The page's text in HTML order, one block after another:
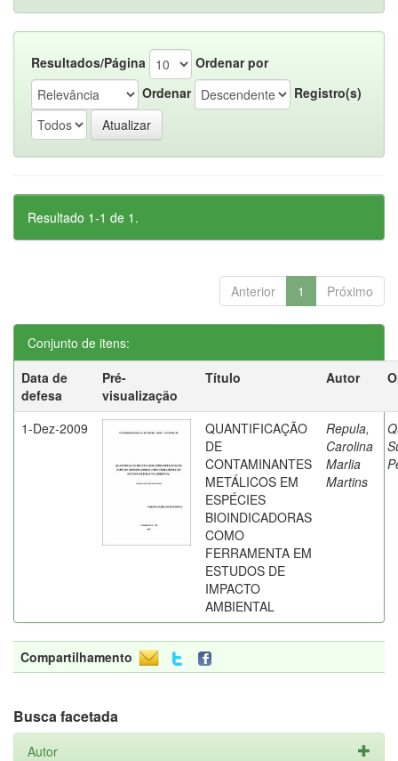
Resultados/Página
Ordenar por
Ordenar
Registro(s)
Resultado 1-1 de 1.
Anterior 1 Próximo
Conjunto de itens:
Data de
defesa
Pré-
visualização
Título Autor
1-Dez-2009
QUANTIFICAÇÃO
DE
CONTAMINANTES
METÁLICOS EM
ESPÉCIES
BIOINDICADORAS
COMO
FERRAMENTA EM
ESTUDOS DE
IMPACTO
AMBIENTAL
Repula,
Carolina
Marlia
Martins
Compartilhamento
Busca facetada
Autor